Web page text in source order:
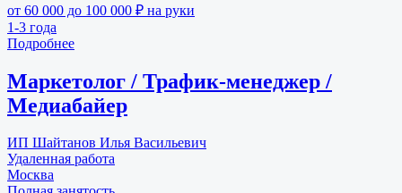
от 60 000 до 100 000 ₽ на руки
1-3 года
Подробнее
Маркетолог / Трафик-менеджер /
Медиабайер
ИП Шайтанов Илья Васильевич
Удаленная работа
Москва